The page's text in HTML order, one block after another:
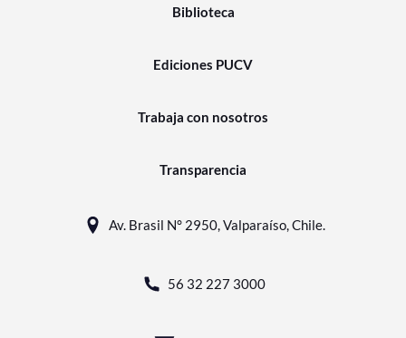
Biblioteca
Ediciones PUCV
Trabaja con nosotros
Transparencia
Av. Brasil N° 2950, Valparaíso, Chile.
56 32 227 3000